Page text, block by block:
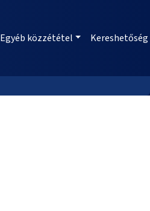
Egyéb közzététel Kereshetőség